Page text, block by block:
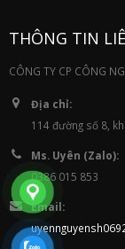
THÔNG TIN
CÔNG TY CP CÔNG
Địa chỉ:
114 đường số 8,
Ms. Uyên (Zalo):
0386 015 853
Email: